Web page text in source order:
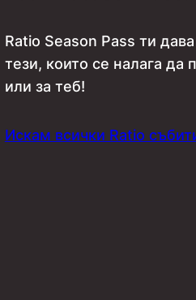
Ratio Season Pass ти
тези, които се налага да
или за теб!
Искам всички Ratio